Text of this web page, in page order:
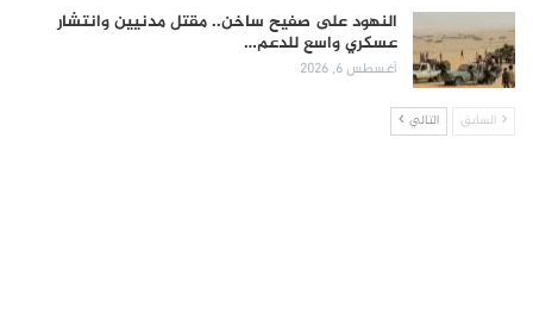
النهود على صفيح ساخن.. مقتل مدنيين وانتشار
عسكري واسع للدعم…
أغسطس 6, 2026
السابق التالي